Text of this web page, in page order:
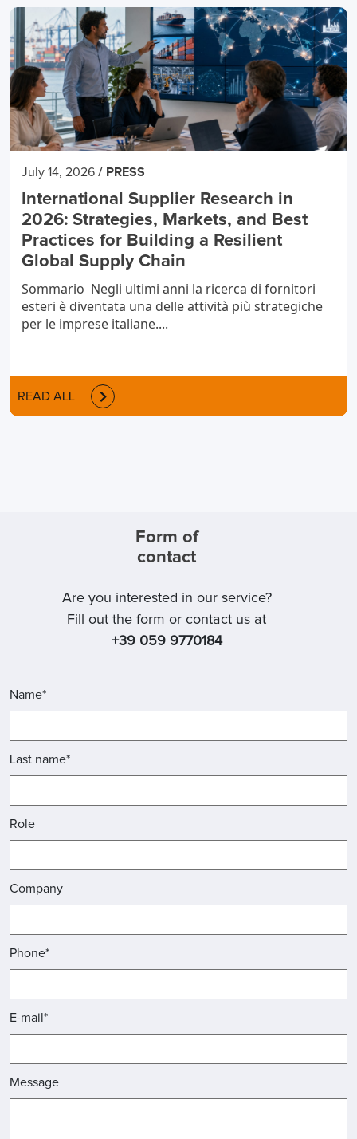
July 14, 2026 / PRESS
International Supplier Research in
2026: Strategies, Markets, and Best
Practices for Building a Resilient
Global Supply Chain
Sommario Negli ultimi anni la ricerca di fornitori
esteri è diventata una delle attività più strategiche
per le imprese italiane....
READ ALL
Form of
contact
Are you interested in our service?
Fill out the form or contact us at
+39 059 9770184
Name*
Last name*
Role
Company
Phone*
E-mail*
Message